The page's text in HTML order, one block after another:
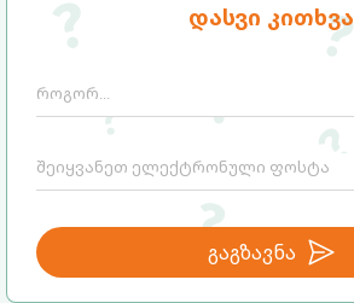
დასვი კითხვა
გაგზავნა